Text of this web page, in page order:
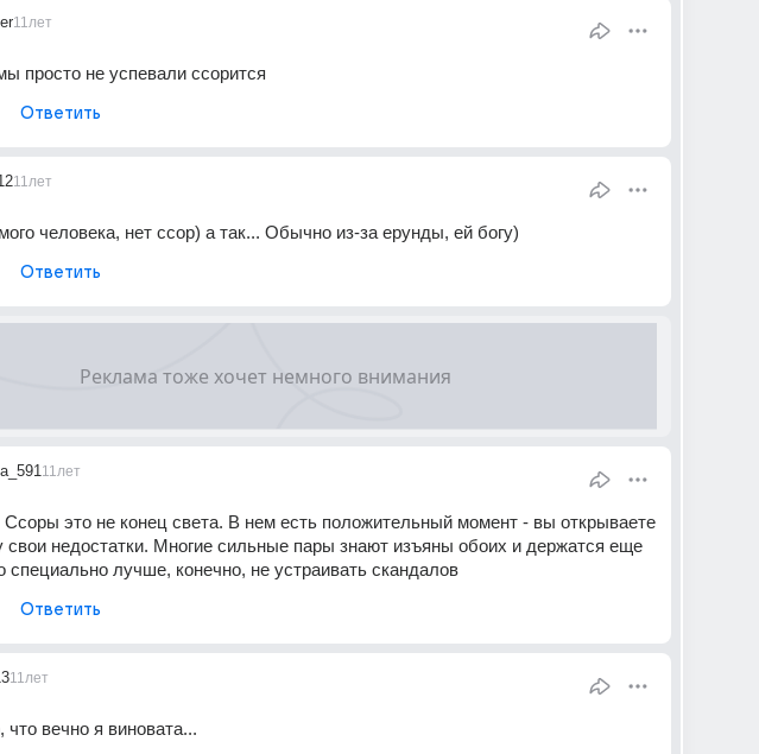
11лет
просто не успевали ссорится
Ответить
11лет
человека, нет ссор) а так... Обычно из-за ерунды, ей богу)
Ответить
11лет
Ссоры это не конец света. В нем есть положительный момент - вы открываете
свои недостатки. Многие сильные пары знают изъяны обоих и держатся еще
специально лучше, конечно, не устраивать скандалов
Ответить
11лет
что вечно я виновата...